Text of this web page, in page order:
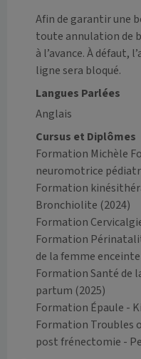
Afin de garantir une
toute annulation de
à l’avance. À défaut,
ligne sera bloqué.
Langues Parlées
Anglais
Cursus et Diplômes
Formation Michèle
neuromotrice
Formation
Bronchiolite (2024)
Formation
Formation
de la femme enceinte
Formation Santé de
partum (2025)
Formation Épaule -
Formation Troubles
post frénectomie -